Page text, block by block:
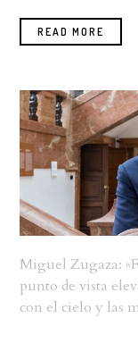
READ MORE
Miguel Zugaza:
punto de vista
con el cielo y las